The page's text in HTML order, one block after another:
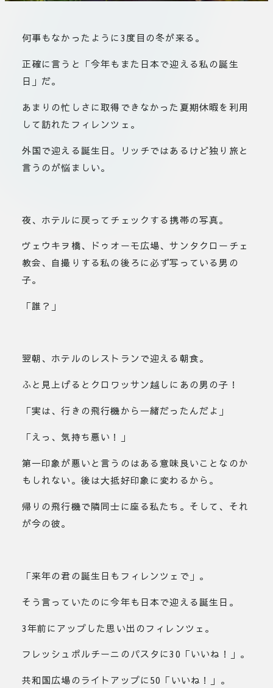
何事もなかったように3度目の冬が来る。
正確に言うと「今年もまた日本で迎える私の誕生
日」だ。
あまりの忙しさに取得できなかった夏期休暇を利用
して訪れたフィレンツェ。
外国で迎える誕生日。リッチではあるけど独り旅と
言うのが悩ましい。
夜、ホテルに戻ってチェックする携帯の写真。
ヴェウキヲ橋、ドゥオーモ広場、サンタクローチェ
教会、自撮りする私の後ろに必ず写っている男の
子。
「誰？」
翌朝、ホテルのレストランで迎える朝食。
ふと見上げるとクロワッサン越しにあの男の子！
「実は、行きの飛行機から一緒だったんだよ」
「えっ、気持ち悪い！」
第一印象が悪いと言うのはある意味良いことなのか
もしれない。後は大抵好印象に変わるから。
帰りの飛行機で隣同士に座る私たち。そして、それ
が今の彼。
「来年の君の誕生日もフィレンツェで」。
そう言っていたのに今年も日本で迎える誕生日。
3年前にアップした思い出のフィレンツェ。
フレッシュポルチーニのパスタに30「いいね！」。
共和国広場のライトアップに50「いいね！」。
flore21